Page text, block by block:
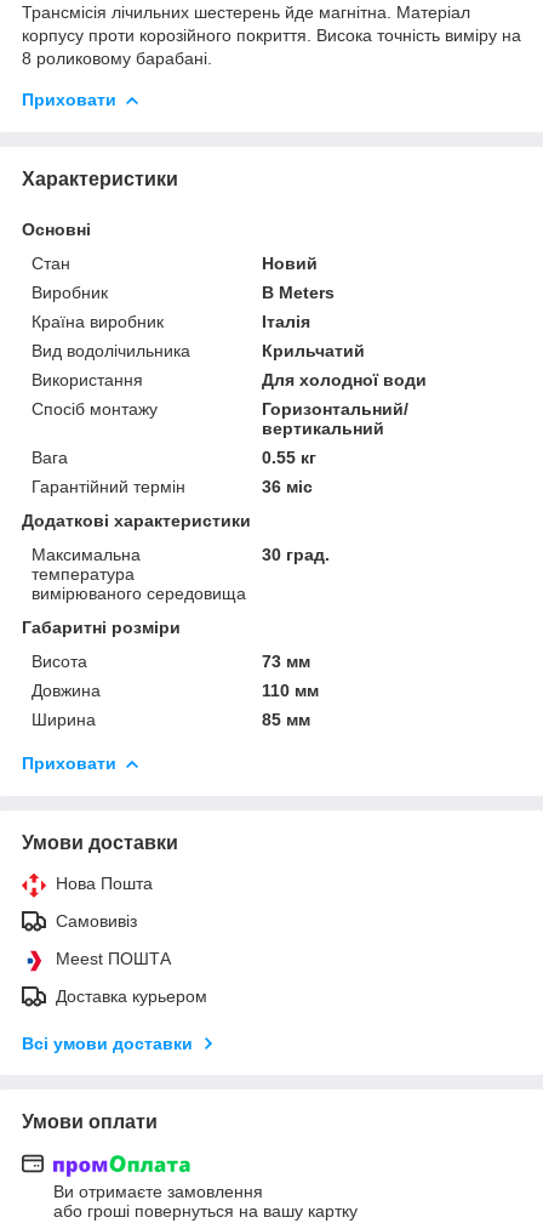
Трансмісія лічильних шестерень йде магнітна. Матеріал
корпусу проти корозійного покриття. Висока точність виміру на
8 роликовому барабані.
Приховати
Характеристики
Основні
Стан
Новий
Виробник
B Meters
Країна виробник
Італія
Вид водолічильника
Крильчатий
Використання
Для холодної води
Спосіб монтажу
Горизонтальний/
вертикальний
Вага
0.55 кг
Гарантійний термін
36 міс
Додаткові характеристики
Максимальна
температура
вимірюваного середовища
30 град.
Габаритні розміри
Висота
73 мм
Довжина
110 мм
Ширина
85 мм
Приховати
Умови доставки
Нова Пошта
Самовивіз
Meest ПОШТА
Доставка курьером
Всі умови доставки
Умови оплати
Ви отримаєте замовлення
або гроші повернуться на вашу картку